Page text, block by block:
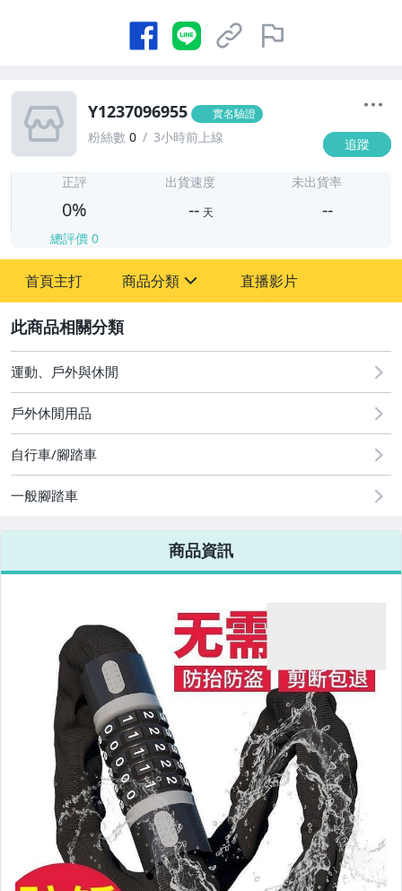
Y1237096955 實名驗證
粉絲數 0 3小時前上線 追蹤
正評
0%
總評價 0
出貨速度
-- 天
未出貨率
--
首頁主打 商品分類
圖書/影音/文具
古董、藝術與礦石
美容保養與彩妝
電腦、平板與周邊
汽機車精品百貨
居家、家具與園藝
玩具、模型與公仔
男性精品與服飾
女裝與服飾配件
偶像、球員卡與郵幣
手錶與飾品配件
直播影片
運動、戶外與休閒
戶外休閒用品
自行車/腳踏車
一般腳踏車
商品資訊